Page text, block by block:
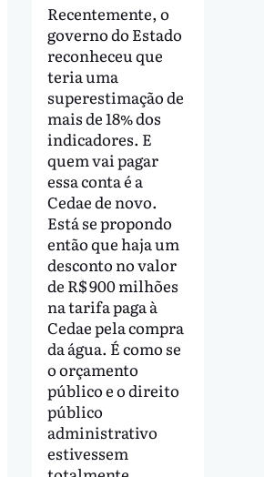
Recentemente, o
governo do Estado
reconheceu que
teria uma
superestimação de
mais de 18% dos
indicadores. E
quem vai pagar
essa conta é a
Cedae de novo.
Está se propondo
então que haja um
desconto no valor
de R$ 900 milhões
na tarifa paga à
Cedae pela compra
da água. É como se
o orçamento
público e o direito
público
administrativo
estivessem